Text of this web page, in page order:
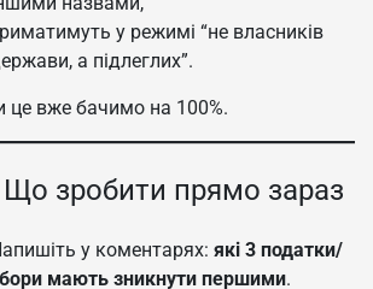
у режимі “не власників
а підлеглих”.
це вже бачимо на 100%.
Що зробити прямо зараз
у коментарях: які 3 податки/
мають зникнути першими.